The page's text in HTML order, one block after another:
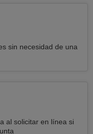
sin necesidad de una
al solicitar en línea si